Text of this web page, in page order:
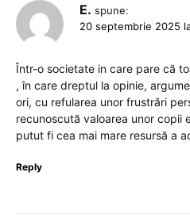
E. spune:
20 septembrie 2025
Într-o societate in care pare că
, în care dreptul la opinie,
ori, cu refularea unor frustrări
recunoscută valoarea unor copii
putut fi cea mai mare resursă a
Reply